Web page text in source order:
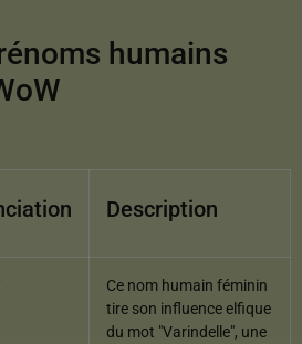
humains
Description
Ce nom humain féminin
tire son influence elfique
du mot "Varindelle", une